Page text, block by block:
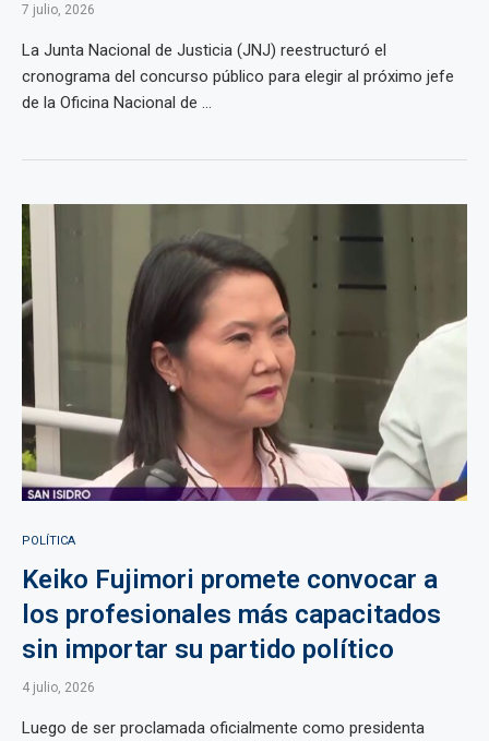
7 julio, 2026
La Junta Nacional de Justicia (JNJ) reestructuró el
cronograma del concurso público para elegir al próximo jefe
de la Oficina Nacional de ...
POLÍTICA
Keiko Fujimori promete convocar a
los profesionales más capacitados
sin importar su partido político
4 julio, 2026
Luego de ser proclamada oficialmente como presidenta